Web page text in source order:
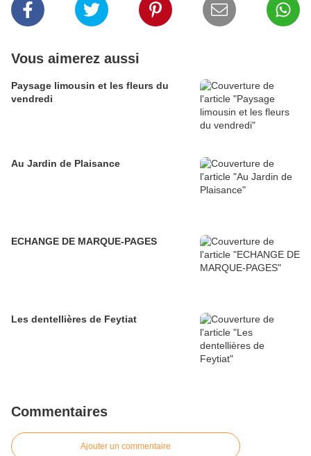
Vous aimerez aussi
Paysage limousin et les fleurs du
vendredi
Au Jardin de Plaisance
ECHANGE DE MARQUE-PAGES
Les dentellières de Feytiat
Commentaires
Ajouter un commentaire